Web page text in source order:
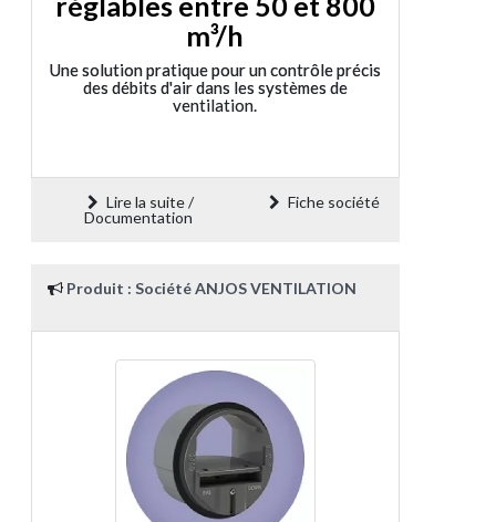
m³/h
Une solution pratique pour un contrôle précis
des débits d'air dans les systèmes de
ventilation.
Lire la suite /
Documentation
Fiche société
Produit : Société ANJOS VENTILATION